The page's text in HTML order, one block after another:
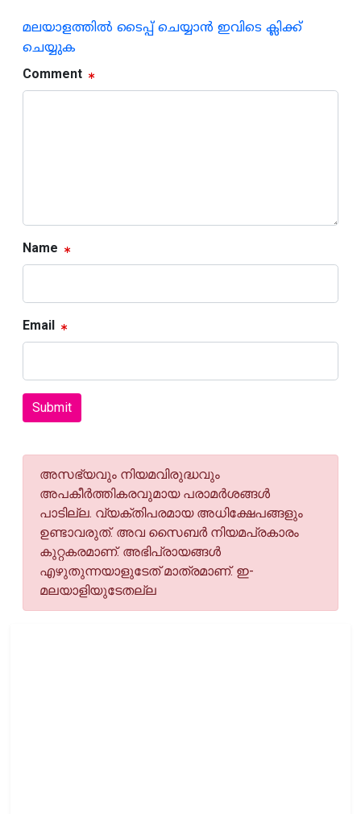
മലയാളത്തില്‍ ടൈപ്പ് ചെയ്യാന്‍ ഇവിടെ ക്ലിക്ക്
ചെയ്യുക
Comment
Name
Email
Submit
അസഭ്യവും നിയമവിരുദ്ധവും
അപകീര്‍ത്തികരവുമായ പരാമര്‍ശങ്ങള്‍
പാടില്ല. വ്യക്തിപരമായ അധിക്ഷേപങ്ങളും
ഉണ്ടാവരുത്. അവ സൈബര്‍ നിയമപ്രകാരം
കുറ്റകരമാണ്. അഭിപ്രായങ്ങള്‍
എഴുതുന്നയാളുടേത് മാത്രമാണ്. ഇ-
മലയാളിയുടേതല്ല